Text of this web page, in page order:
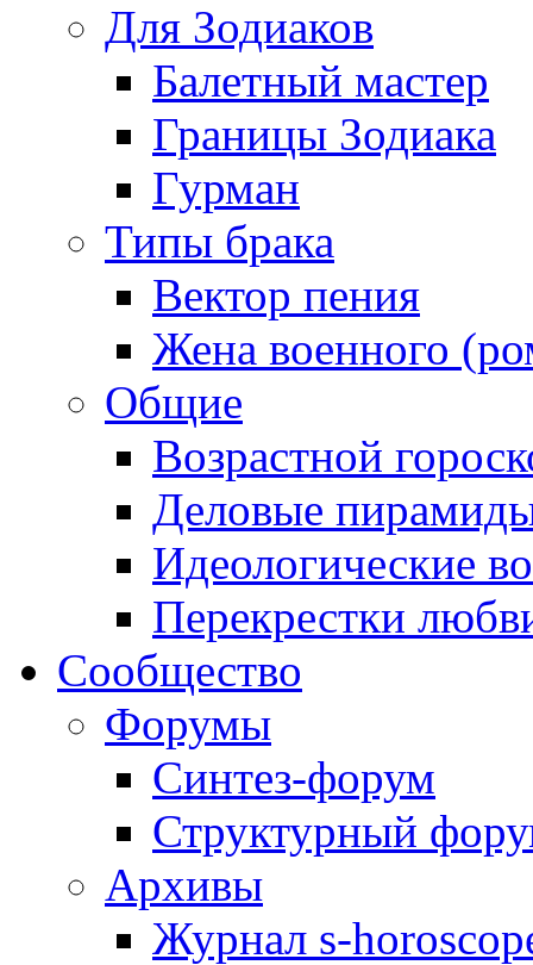
Для Зодиаков
Балетный мастер
Границы Зодиака
Гурман
Типы брака
Вектор пения
Жена военного
Общие
Возрастной
Деловые
Идеологические
Перекрестки
Сообщество
Форумы
Синтез-форум
Структурный
Архивы
Журнал s-